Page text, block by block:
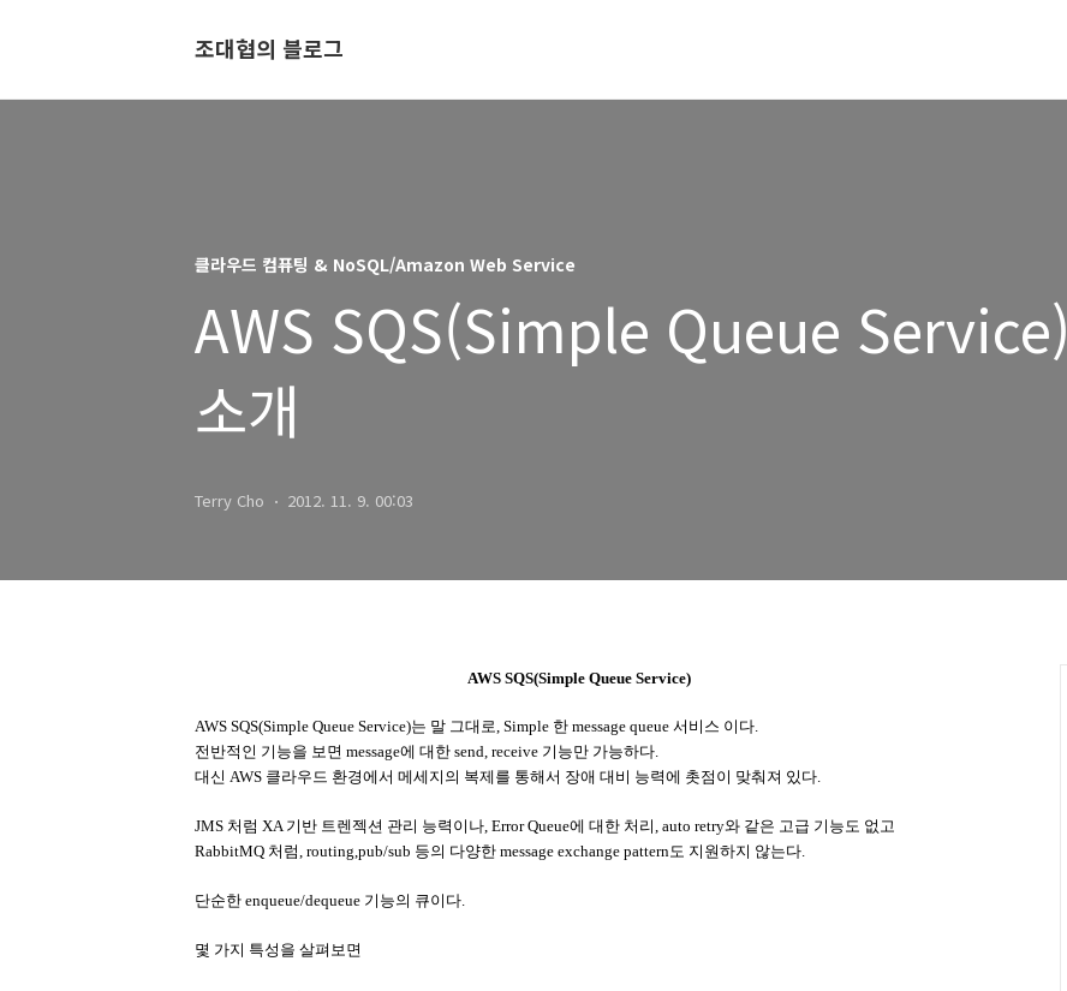
조대협의 블로그
클라우드 컴퓨팅 & NoSQL/Amazon Web Service
AWS SQS(Simple Queue Service)
소개
Terry Cho 2012. 11. 9. 00:03
AWS SQS(Simple Queue Service)
AWS SQS(Simple Queue Service)는 말 그대로, Simple 한 message queue 서비스 이다.
전반적인 기능을 보면 message에 대한 send, receive 기능만 가능하다.
대신 AWS 클라우드 환경에서 메세지의 복제를 통해서 장애 대비 능력에 촛점이 맞춰져 있다.
JMS 처럼 XA 기반 트렌젝션 관리 능력이나, Error Queue에 대한 처리, auto retry와 같은 고급 기능도 없고
RabbitMQ 처럼, routing,pub/sub 등의 다양한 message exchange pattern도 지원하지 않는다.
단순한 enqueue/dequeue 기능의 큐이다.
몇 가지 특성을 살펴보면